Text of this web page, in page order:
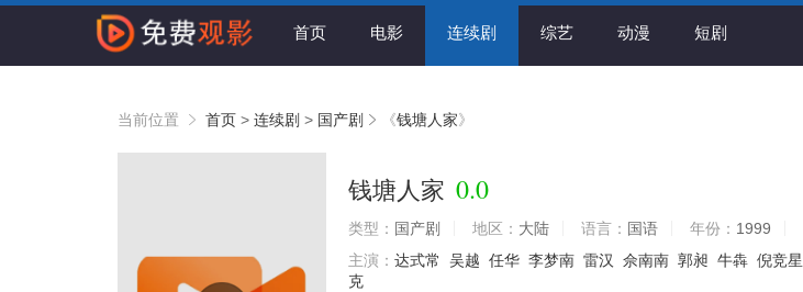
首页 电影 连续剧 综艺 动漫 短剧
当前位置 首页 > 连续剧 > 国产剧 《钱塘人家》
钱塘人家 0.0
类型： 国产剧 地区： 大陆 语言： 国语 年份： 1999
主演： 达式常 吴越 任华 李梦南 雷汉 佘南南 郭昶 牛犇 倪竞星
克